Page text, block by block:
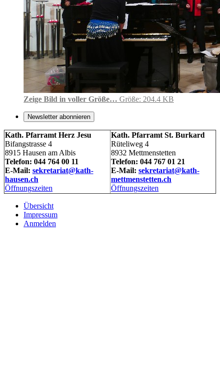
Zeige Bild in voller Größe… Größe: 204.4 KB
Newsletter abonnieren
Kath. Pfarramt Herz Jesu
Bifangstrasse 4
8915 Hausen am Albis
Telefon: 044 764 00 11
E-Mail: sekretariat@kath-
hausen.ch
Öffnungszeiten
Kath. Pfarramt St. Burkard
Rüteliweg 4
8932 Mettmenstetten
Telefon: 044 767 01 21
E-Mail: sekretariat@kath-
mettmenstetten.ch
Öffnungszeiten
Übersicht
Impressum
Anmelden